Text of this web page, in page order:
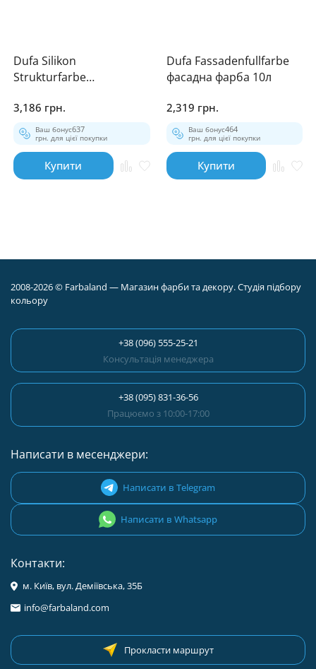
Dufa Silikon
Strukturfarbe
3,186 грн.
Ваш бонус637
грн. для цієї покупки
Купити
Dufa Fassadenfullfarbe
фасадна фарба 10л
2,319 грн.
Ваш бонус464
грн. для цієї покупки
Купити
2008-2026 © Farbaland — Магазин фарби та декору. Студія підбору
кольору
+38 (096) 555-25-21
Консультація менеджера
+38 (095) 831-36-56
Працюємо з 10:00-17:00
Написати в месенджери:
Написати в Telegram
Написати в Whatsapp
Контакти:
м. Київ, вул. Деміївська, 35Б
info@farbaland.com
Прокласти маршрут